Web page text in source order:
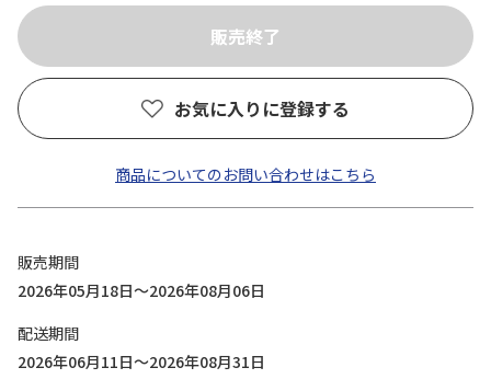
お気に入りに登録する
商品についてのお問い合わせはこちら
販売期間
2026年05月18日～2026年08月06日
配送期間
2026年06月11日～2026年08月31日